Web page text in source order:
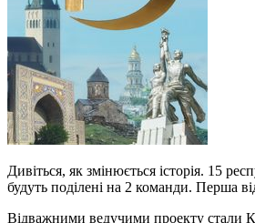
Дивіться, як змінюється історія. 15
будуть поділені на 2 команди. Перша
Відважними ведучими проекту стали